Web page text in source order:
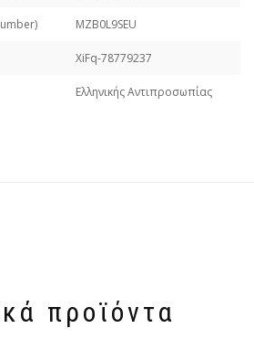
MZB0L9SEU
XiFq-78779237
Ελληνικής Αντιπροσωπίας
προϊόντα